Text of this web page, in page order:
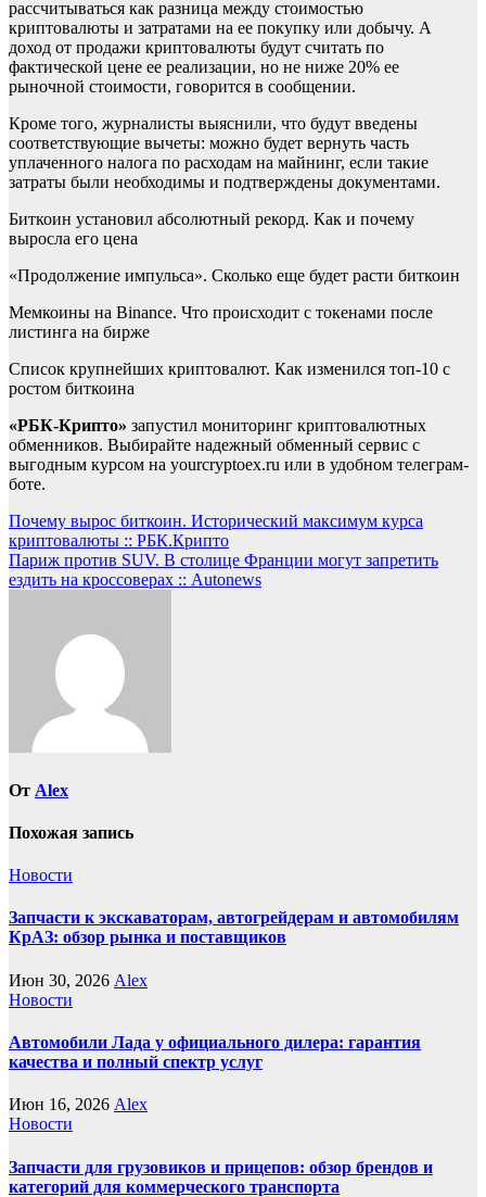
рассчитываться как разница между стоимостью
криптовалюты и затратами на ее покупку или добычу. А
доход от продажи криптовалюты будут считать по
фактической цене ее реализации, но не ниже 20% ее
рыночной стоимости, говорится в сообщении.
Кроме того, журналисты выяснили, что будут введены
соответствующие вычеты: можно будет вернуть часть
уплаченного налога по расходам на майнинг, если такие
затраты были необходимы и подтверждены документами.
Биткоин установил абсолютный рекорд. Как и почему
выросла его цена
«Продолжение импульса». Сколько еще будет расти биткоин
Мемкоины на Binance. Что происходит с токенами после
листинга на бирже
Список крупнейших криптовалют. Как изменился топ-10 с
ростом биткоина
«РБК-Крипто» запустил мониторинг криптовалютных
обменников. Выбирайте надежный обменный сервис с
выгодным курсом на yourcryptoex.ru или в удобном телеграм-
боте.
Навигация
по
записям
Почему вырос биткоин. Исторический максимум курса
криптовалюты :: РБК.Крипто
Париж против SUV. В столице Франции могут запретить
ездить на кроссоверах :: Autonews
От Alex
Похожая запись
Новости
Запчасти к экскаваторам, автогрейдерам и автомобилям
КрАЗ: обзор рынка и поставщиков
Июн 30, 2026 Alex
Новости
Автомобили Лада у официального дилера: гарантия
качества и полный спектр услуг
Июн 16, 2026 Alex
Новости
Запчасти для грузовиков и прицепов: обзор брендов и
категорий для коммерческого транспорта